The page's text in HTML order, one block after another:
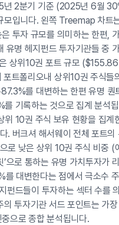
2분기 기준 (2025년 6월 30
입니다. 왼쪽 Treemap 차트
투자 규모를 의미하는 한편,
유명 헤지펀드 투자기관들 중
상위10권 포트 규모
포트폴리오내 상위10권 주식
를 대변하는 한편 유명
를 기록하는 것으로 집계 분석
10권 주식 보유 현황을 집계
. 버크셔 해서웨이 전체 포트
로 낮은 상위 10권 주식 비중
’으로 통하는 유명 가치투자가
를 대변한다는 점에서 극소수
펀드들이 투자하는 섹터 수를
의 투자기관 서드 포인트는 가
으로 종합 분석됩니다.